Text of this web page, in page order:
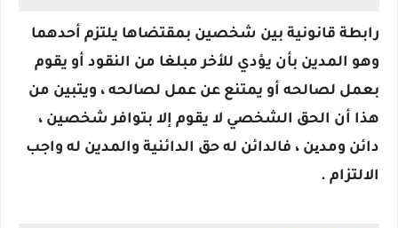
رابطة قانونية بين شخصين بمقتضاها يلتزم أحدهما
وهو المدين بأن يؤدي للأخر مبلغا من النقود أو يقوم
بعمل لصالحه أو يمتنع عن عمل لصالحه ، ويتبين من
هذا أن الحق الشخصي لا يقوم إلا بتوافر شخصين ،
دائن ومدین ، فالدائن له حق الدائنية والمدين له واجب
الالتزام .